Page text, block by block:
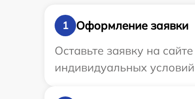
1
Оформление заявки
Оставьте заявку на
индивидуальных